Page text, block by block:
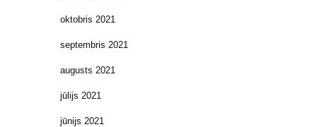
oktobris 2021
septembris 2021
augusts 2021
jūlijs 2021
jūnijs 2021